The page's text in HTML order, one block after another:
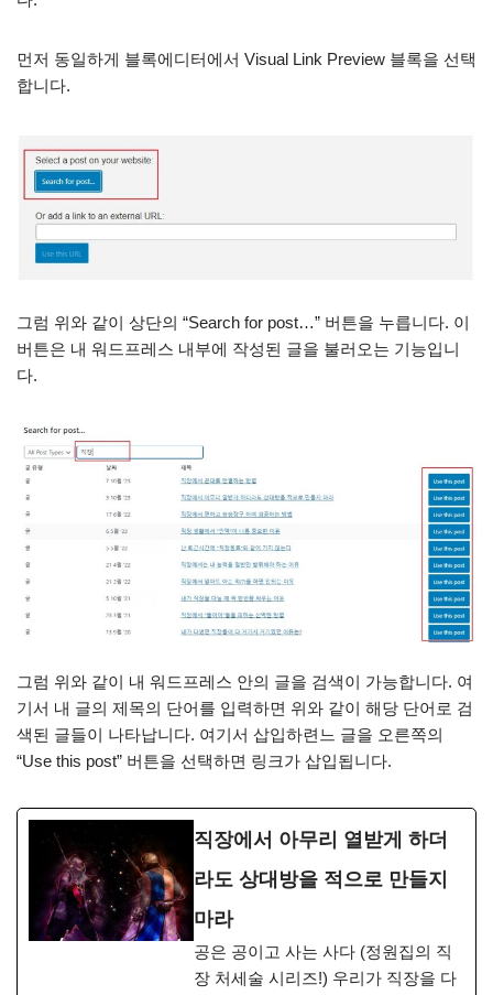
먼저 동일하게 블록에디터에서 Visual Link Preview 블록을 선택
합니다.
그럼 위와 같이 상단의 “Search for post…” 버튼을 누릅니다. 이
버튼은 내 워드프레스 내부에 작성된 글을 불러오는 기능입니
다.
그럼 위와 같이 내 워드프레스 안의 글을 검색이 가능합니다. 여
기서 내 글의 제목의 단어를 입력하면 위와 같이 해당 단어로 검
색된 글들이 나타납니다. 여기서 삽입하련느 글을 오른쪽의
“Use this post” 버튼을 선택하면 링크가 삽입됩니다.
직장에서 아무리 열받게 하더
라도 상대방을 적으로 만들지
마라
공은 공이고 사는 사다 (정원집의 직
장 처세술 시리즈!) 우리가 직장을 다